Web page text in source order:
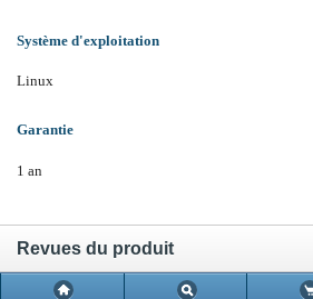
Système d'exploitation
Linux
Garantie
1 an
Revues du produit